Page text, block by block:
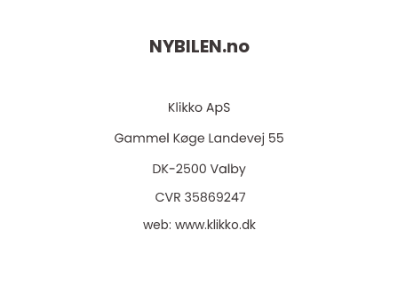
NYBILEN.no
web: www.klikko.dk